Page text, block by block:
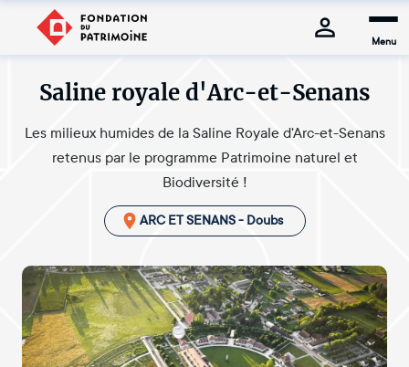
Menu
Saline royale d'Arc-et-Senans
Les milieux humides de la Saline Royale d'Arc-et-Senans
retenus par le programme Patrimoine naturel et
Biodiversité !
ARC ET SENANS - Doubs